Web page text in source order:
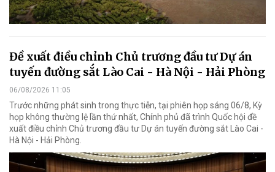
Đề xuất điều chỉnh Chủ trương đầu tư Dự án
tuyến đường sắt Lào Cai - Hà Nội - Hải Phòng
06/08/2026 11:05
Trước những phát sinh trong thực tiễn, tại phiên họp sáng 06/8, Kỳ
họp không thường lệ lần thứ nhất, Chính phủ đã trình Quốc hội đề
xuất điều chỉnh Chủ trương đầu tư Dự án tuyến đường sắt Lào Cai -
Hà Nội - Hải Phòng.